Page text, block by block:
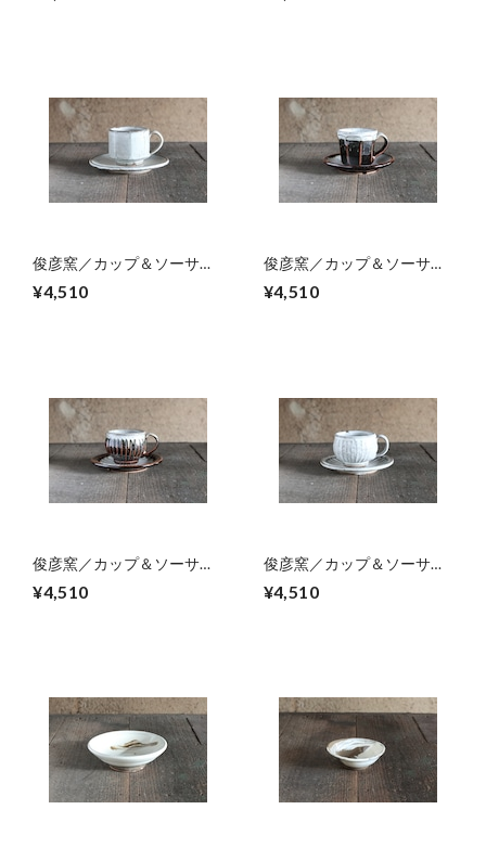
俊彦窯／カップ＆ソーサー
04
¥4,510
俊彦窯／カップ＆ソーサー
03
¥4,510
俊彦窯／カップ＆ソーサー
¥4,510
俊彦窯／カップ＆ソーサー
¥4,510